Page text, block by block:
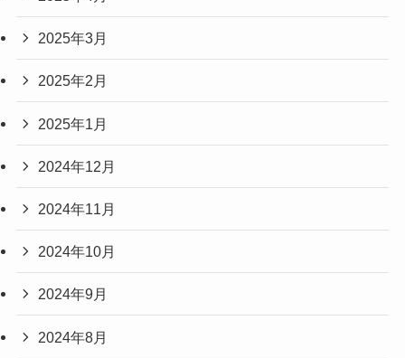
2025年3月
2025年2月
2025年1月
2024年12月
2024年11月
2024年10月
2024年9月
2024年8月